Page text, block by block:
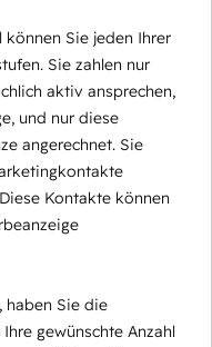
Sie jeden Ihrer
Sie zahlen nur
aktiv ansprechen,
und nur diese
angerechnet. Sie
Kontakte können
haben Sie die
gewünschte Anzahl